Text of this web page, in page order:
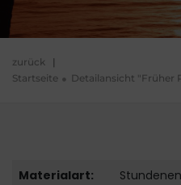
zurück |
Startseite
Detailansicht "Früher
Materialart: